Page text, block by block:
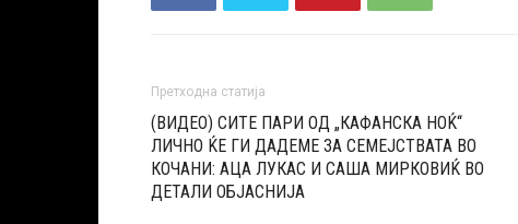
Претходна статија
(ВИДЕО) СИТЕ ПАРИ ОД „КАФАНСКА НОЌ“
ЛИЧНО ЌЕ ГИ ДАДЕМЕ ЗА СЕМЕЈСТВАТА ВО
КОЧАНИ: АЦА ЛУКАС И САША МИРКОВИЌ ВО
ДЕТАЛИ ОБЈАСНИЈА